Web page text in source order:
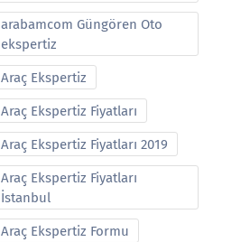
arabamcom Güngören Oto
ekspertiz
Araç Ekspertiz
Araç Ekspertiz Fiyatları
Araç Ekspertiz Fiyatları 2019
Araç Ekspertiz Fiyatları
İstanbul
Araç Ekspertiz Formu